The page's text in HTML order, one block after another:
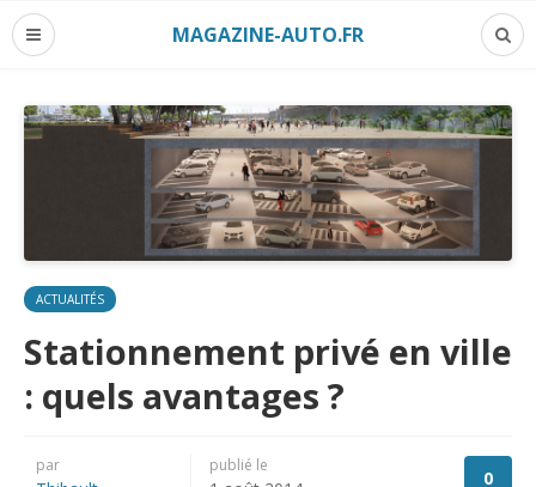
MAGAZINE-AUTO.FR
ACTUALITÉS
Stationnement privé en ville
: quels avantages ?
par publié le
0